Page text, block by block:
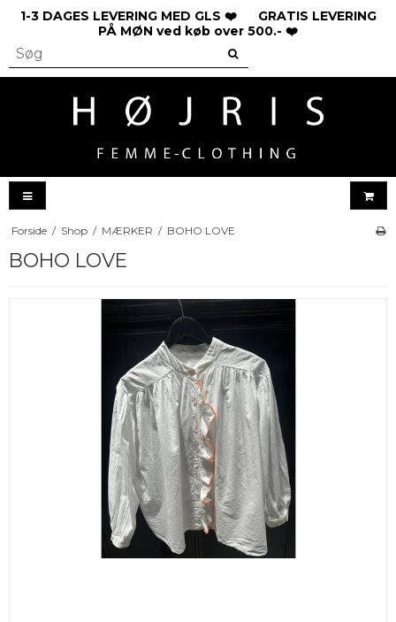
1-3 DAGES LEVERING MED GLS ❤️ GRATIS LEVERING
PÅ MØN ved køb over 500.- ❤️
Forside / Shop / MÆRKER / BOHO LOVE
BOHO LOVE